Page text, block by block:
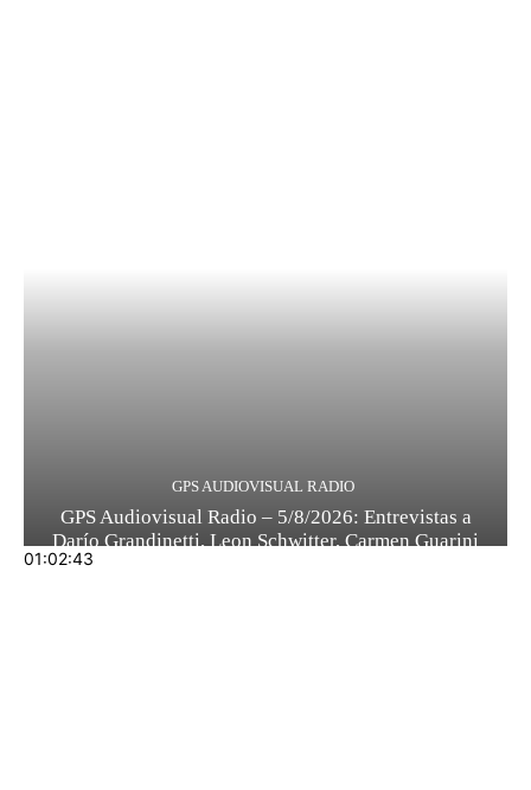
01:02:43
GPS AUDIOVISUAL RADIO
GPS Audiovisual Radio – 5/8/2026: Entrevistas a
Darío Grandinetti, Leon Schwitter, Carmen Guarini